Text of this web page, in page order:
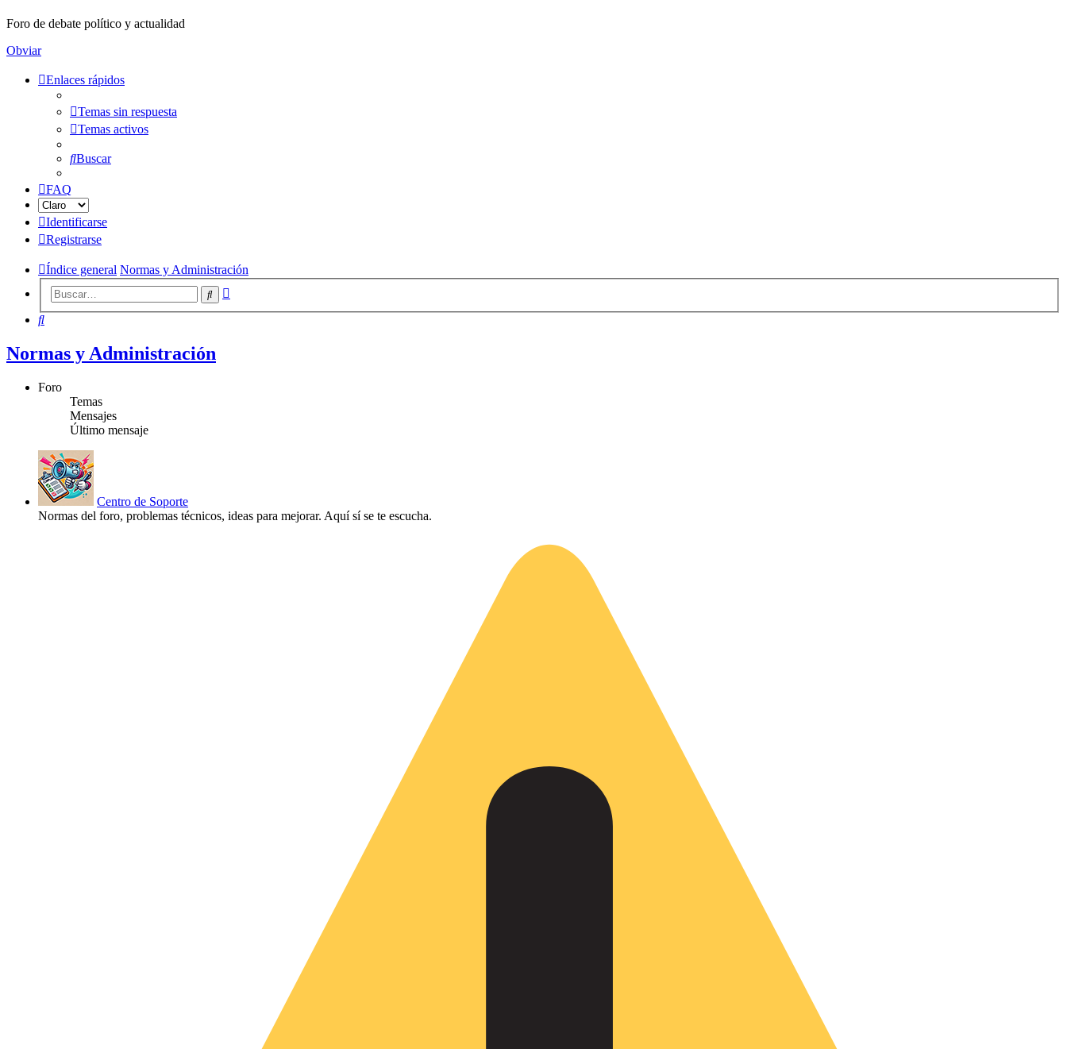
Foro de debate político y actualidad
Obviar
Enlaces rápidos
Temas sin respuesta
Temas activos
Buscar
FAQ
Identificarse
Registrarse
Índice general Normas y Administración
Buscar
Buscar
Normas y Administración
Foro
Temas
Mensajes
Último mensaje
Centro de Soporte
Normas del foro, problemas técnicos, ideas para mejorar. Aquí sí se te escucha.